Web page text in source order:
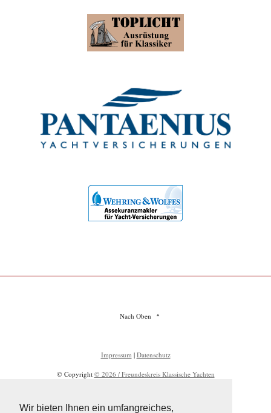
Wir bieten Ihnen ein umfangreiches,
Nach Oben
Impressum | Datenschutz
© Copyright © 2026 / Freundeskreis Klassische Yachten